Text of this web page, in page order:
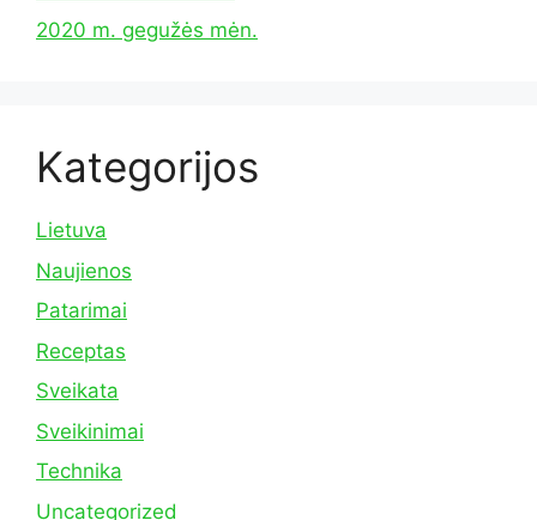
2020 m. gegužės mėn.
Kategorijos
Lietuva
Naujienos
Patarimai
Receptas
Sveikata
Sveikinimai
Technika
Uncategorized